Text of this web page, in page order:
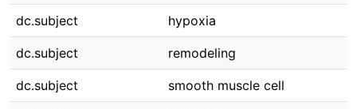
dc.subject hypoxia
dc.subject remodeling
dc.subject smooth muscle cell